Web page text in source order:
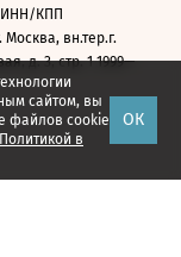
сайтом, вы
файлов cookie
Политикой в
ОК
ИНН/КПП
Москва, вн.тер.г.
д. 3, стр. 1 1999—